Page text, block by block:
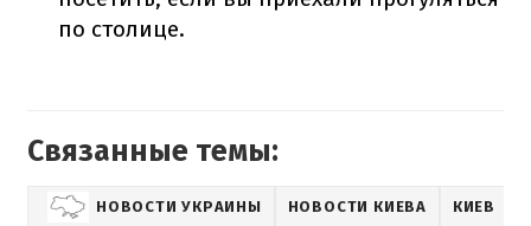
по столице.
Связанные темы:
НОВОСТИ УКРАИНЫ НОВОСТИ КИЕВА КИЕВ